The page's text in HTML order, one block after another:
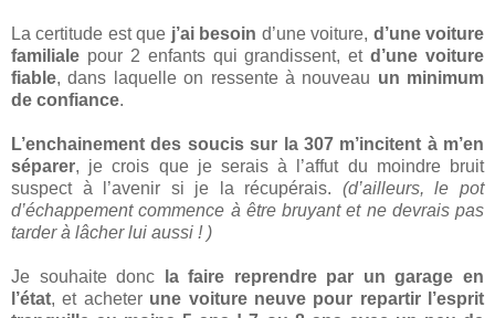
La certitude est que j’ai besoin d’une voiture, d’une voiture
familiale pour 2 enfants qui grandissent, etd’une voiture
fiable, dans laquelle on ressente à nouveau un minimum
de confiance.
L’enchainement des soucis sur la 307 m’incitent à m’en
séparer, je crois que je serais à l’affut du moindre bruit
suspect à l’avenir si je la récupérais. (d’ailleurs, le pot
d’échappement commence à être bruyant et ne devrais pas
tarder à lâcher lui aussi ! )
Je souhaite donc
la faire reprendre par un garage en
l’état, et acheter une voiture neuve pour repartir l’esprit